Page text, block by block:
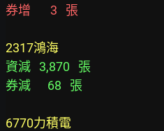
券增       3   張
2317鴻海
資減   3,870   張
券減      68   張
6770力積電